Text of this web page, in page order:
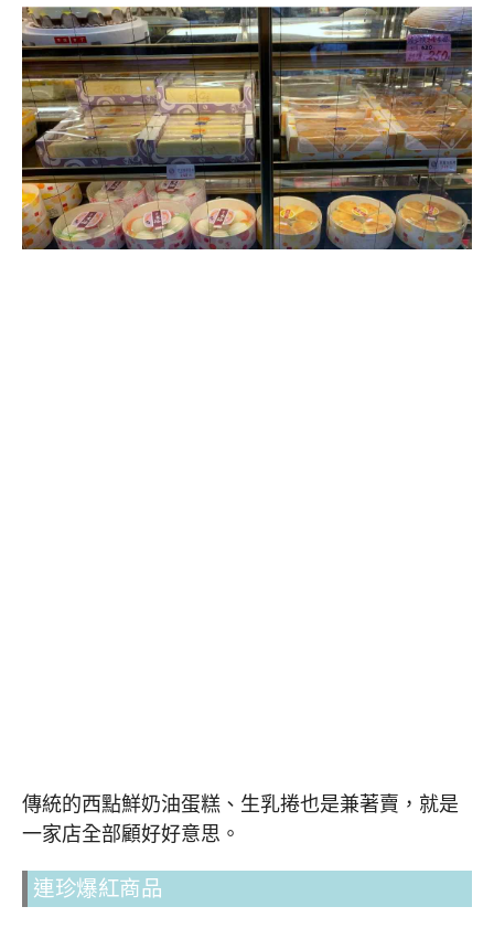
傳統的西點鮮奶油蛋糕、生乳捲也是兼著賣，就是
一家店全部顧好好意思。
連珍爆紅商品